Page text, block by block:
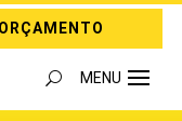
ORÇAMENTO